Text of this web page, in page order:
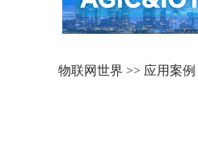
物联网世界 >> 应用案例